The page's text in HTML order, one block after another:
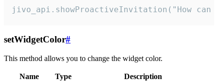
jivo_api.showProactiveInvitation("How
setWidgetColor#
This method allows you to change the widget color.
Name Type
Description